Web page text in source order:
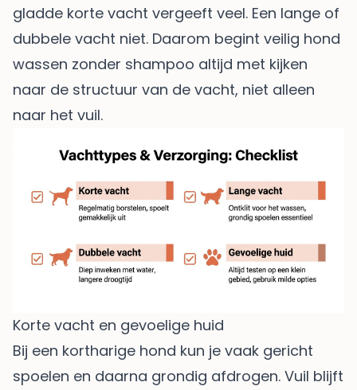
gladde korte vacht vergeeft veel. Een lange of
dubbele vacht niet. Daarom begint veilig hond
wassen zonder shampoo altijd met kijken
naar de structuur van de vacht, niet alleen
naar het vuil.
Korte vacht en gevoelige huid
Bij een kortharige hond kun je vaak gericht
spoelen en daarna grondig afdrogen. Vuil blijft